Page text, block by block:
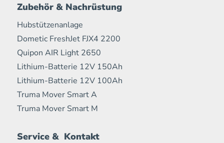
Zubehör & Nachrüstung
Hubstützenanlage
Dometic FreshJet FJX4 2200
Quipon AIR Light 2650
Lithium-Batterie 12V 150Ah
Lithium-Batterie 12V 100Ah
Truma Mover Smart A
Truma Mover Smart M
Service & Kontakt